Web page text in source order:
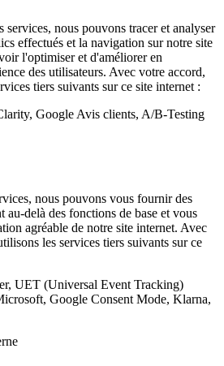
services, nous pouvons tracer et analyser
effectués et la navigation sur notre site
l'optimiser et d'améliorer en
des utilisateurs. Avec votre accord,
tiers suivants sur ce site internet :
Google Avis clients, A/B-Testing
nous pouvons vous fournir des
au-delà des fonctions de base et vous
agréable de notre site internet. Avec
les services tiers suivants sur ce
UET (Universal Event Tracking)
Google Consent Mode, Klarna,